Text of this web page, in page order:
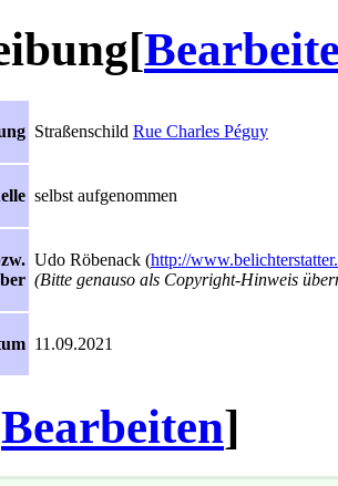
[
Straßenschild Rue Charles Péguy
selbst aufgenommen
Udo Röbenack (http://
(Bitte genauso als Copyright-Hinweis
11.09.2021
Bearbeiten]